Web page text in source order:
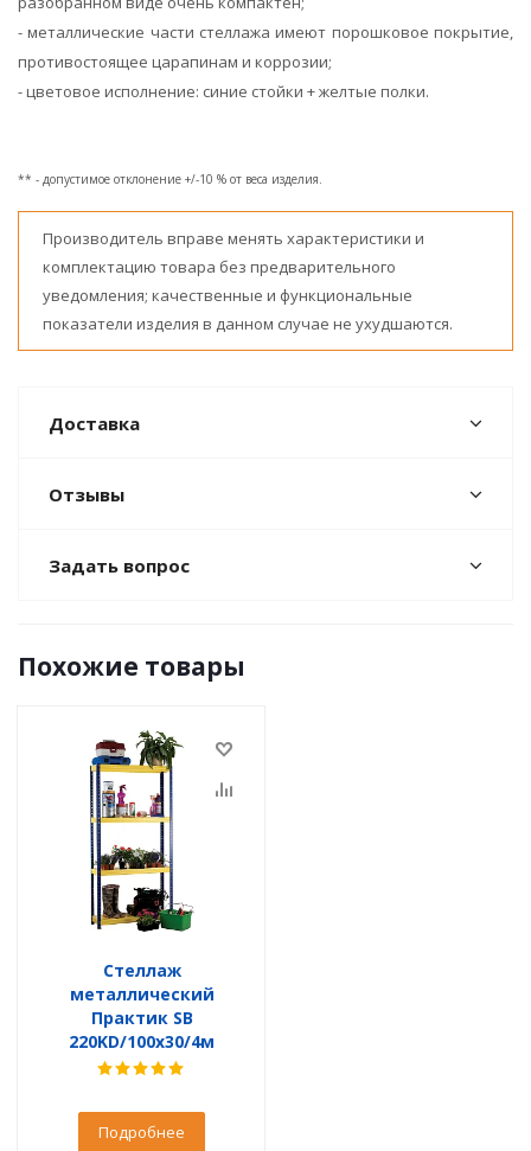
- металлические части стеллажа имеют порошковое покрытие,
противостоящее царапинам и коррозии;
- цветовое исполнение: синие стойки + желтые полки.
** - допустимое отклонение +/-10 % от веса изделия.
Производитель вправе менять характеристики и
комплектацию товара без предварительного
уведомления; качественные и функциональные
показатели изделия в данном случае не ухудшаются.
Доставка
Отзывы
Задать вопрос
Похожие товары
Стеллаж
металлический
Практик SB
220KD/100x30/4м
Подробнее